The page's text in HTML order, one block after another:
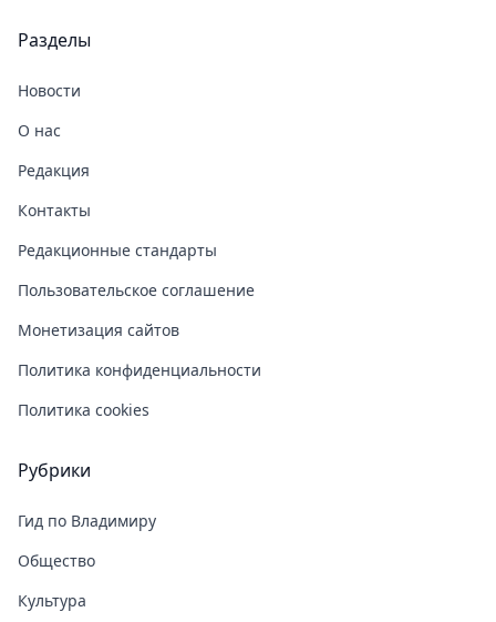
Разделы
Новости
О нас
Редакция
Контакты
Редакционные стандарты
Пользовательское соглашение
Монетизация сайтов
Политика конфиденциальности
Политика cookies
Рубрики
Гид по Владимиру
Общество
Культура